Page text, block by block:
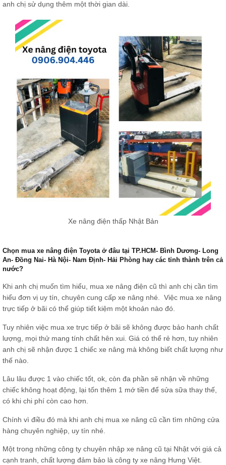
anh chị sử dụng thêm một thời gian dài.
Xe nâng điện thấp Nhật Bản
Chọn mua xe nâng điện Toyota ở đâu tại TP.HCM- Bình Dương- Long
An- Đồng Nai- Hà Nội- Nam Định- Hải Phòng hay các tỉnh thành trên cả
nước?
Khi anh chị muốn tìm hiểu, mua xe nâng điện cũ thì anh chị cần tìm
hiểu đơn vị uy tín, chuyên cung cấp xe nâng nhé. Việc mua xe nâng
trực tiếp ở bãi có thể giúp tiết kiệm một khoản nào đó.
Tuy nhiên việc mua xe trực tiếp ở bãi sẽ không được bảo hanh chất
lượng, mọi thử mang tính chất hên xui. Giá có thể rẻ hơn, tuy nhiên
anh chị sẽ nhận được 1 chiếc xe nâng mà không biết chất lượng như
thế nào.
Lâu lâu được 1 vào chiếc tốt, ok, còn đa phần sẽ nhận về những
chiếc không hoạt động, lại tốn thêm 1 mớ tiền để sửa sữa thay thế,
có khi chi phí còn cao hơn.
Chính vì điều đó mà khi anh chị mua xe nâng cũ cần tìm những cửa
hàng chuyên nghiệp, uy tín nhé.
Một trong những công ty chuyên nhập xe nâng cũ tại Nhật với giá cả
cạnh tranh, chất lượng đảm bảo là công ty xe nâng Hưng Việt.